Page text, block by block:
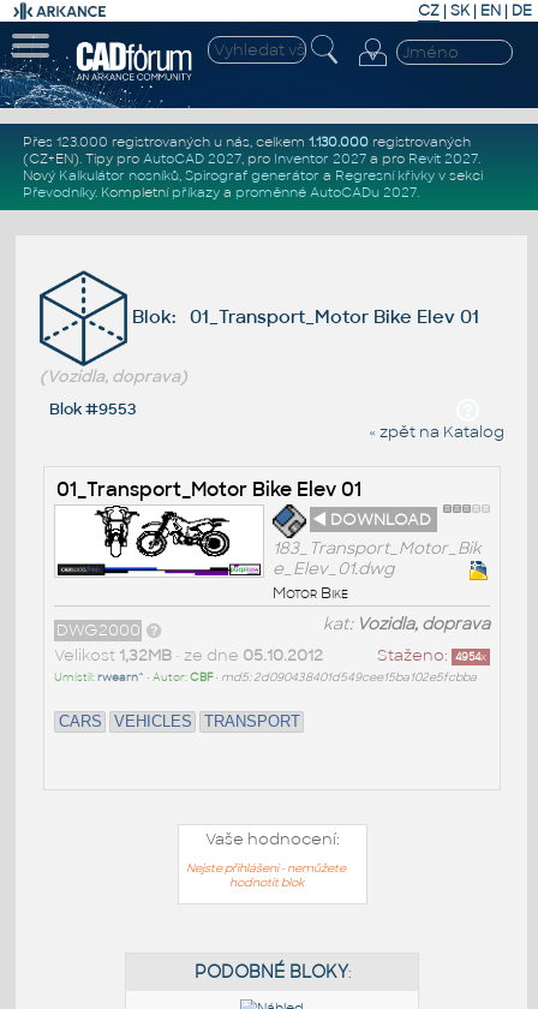
CZ | SK| EN | DE
Přes 123.000 registrovaných u nás, celkem 1.130.000registrovaných
(CZ+EN). Tipy pro AutoCAD 2027, pro Inventor 2027a pro Revit 2027.
Nový Kalkulátor nosníků, Spirograf generátor a Regresní křivkyv sekci
Převodníky. Kompletní příkazya proměnné AutoCADu 2027.
Blok: 01_Transport_Motor Bike Elev 01
(Vozidla, doprava)
Blok #9553
« zpět na Katalog
01_Transport_Motor Bike Elev 01
◄ DOWNLOAD
183_Transport_Motor_Bik
e_Elev_01.dwg
Motor Bike
kat: Vozidla, doprava
DWG2000
Staženo: 4954x
Velikost 1,32MB• ze dne 05.10.2012
Umístil:rwearn^ • Autor:CBF• md5: 2d090438401d549cee15ba102e5fcbba
CARS VEHICLES TRANSPORT
Vaše hodnocení:
Nejste přihlášeni - nemůžete
hodnotit blok